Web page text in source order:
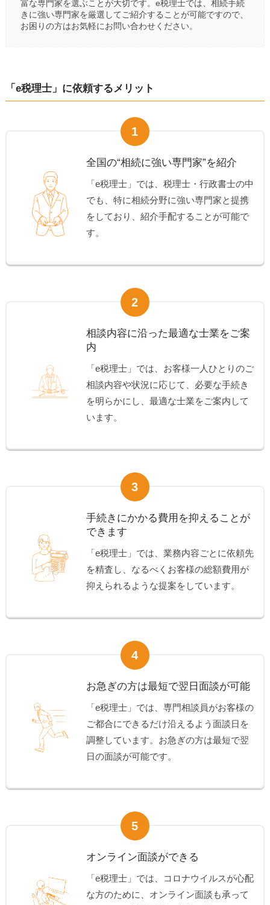
富な専門家を選ぶことが大切です。e税理士では、相続手続
きに強い専門家を厳選してご紹介することが可能ですので、
お困りの方はお気軽にお問い合わせください。
「e税理士」に依頼するメリット
1
全国の“相続に強い専門家”を紹介
「e税理士」では、税理士・行政書士の中
でも、特に相続分野に強い専門家と提携
をしており、紹介手配することが可能で
す。
2
相談内容に沿った最適な士業をご案
内
「e税理士」では、お客様一人ひとりのご
相談内容や状況に応じて、必要な手続き
を明らかにし、最適な士業をご案内して
います。
3
手続きにかかる費用を抑えることが
できます
「e税理士」では、業務内容ごとに依頼先
を精査し、なるべくお客様の総額費用が
抑えられるような提案をしています。
4
お急ぎの方は最短で翌日面談が可能
「e税理士」では、専門相談員がお客様の
ご都合にできるだけ沿えるよう面談日を
調整しています。お急ぎの方は最短で翌
日の面談が可能です。
5
オンライン面談ができる
「e税理士」では、コロナウイルスが心配
な方のために、オンライン面談も承って